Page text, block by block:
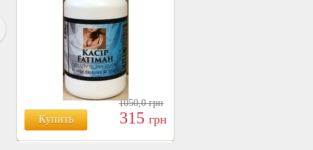
Купить
1050,0грн
315 грн